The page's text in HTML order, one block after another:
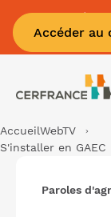
Accéder au
Passez à
AccueilWebTV
S'installer en
Paroles